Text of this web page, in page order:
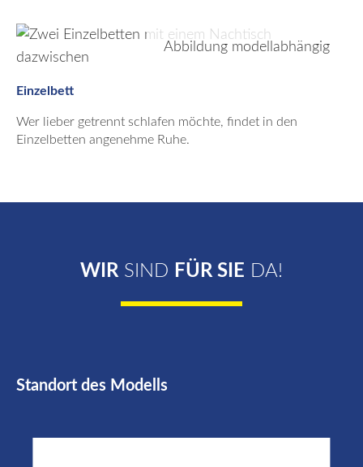
Abbildung modellabhängig
Einzelbett
Wer lieber getrennt schlafen möchte, findet in den
Einzelbetten angenehme Ruhe.
WIRSIND FÜR SIE DA!
Standort des Modells